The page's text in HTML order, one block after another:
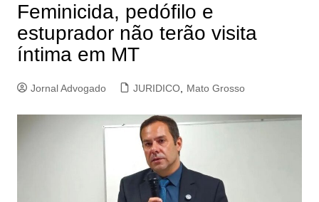
Feminicida, pedófilo e
estuprador não terão visita
íntima em MT
Jornal Advogado JURIDICO, Mato Grosso